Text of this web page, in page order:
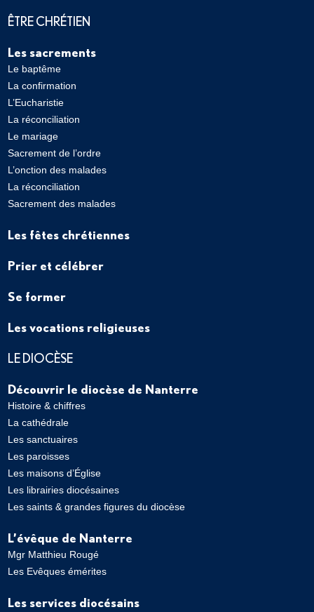
ÊTRE CHRÉTIEN
Les sacrements
Le baptême
La confirmation
L’Eucharistie
La réconciliation
Le mariage
Sacrement de l’ordre
L’onction des malades
La réconciliation
Sacrement des malades
Les fêtes chrétiennes
Prier et célébrer
Se former
Les vocations religieuses
LE DIOCÈSE
Découvrir le diocèse de Nanterre
Histoire & chiffres
La cathédrale
Les sanctuaires
Les paroisses
Les maisons d’Église
Les librairies diocésaines
Les saints & grandes figures du diocèse
L’évêque de Nanterre
Mgr Matthieu Rougé
Les Evêques émérites
Les services diocésains